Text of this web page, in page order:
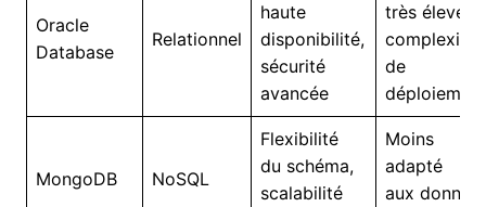
Oracle
Database
Relationnel
haute
disponibilité,
sécurité
avancée
très élevé,
complexité
de
déploiement
MongoDB NoSQL
Flexibilité
du schéma,
scalabilité
Moins
adapté
aux